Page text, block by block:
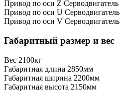
Привод по оси Z Серводвигатель
Привод по оси U Серводвигатель
Привод по оси V Серводвигатель
Габаритный размер и вес
Вес 2100кг
Габаритная длина 2850мм
Габаритная ширина 2200мм
Габаритная высота 2150мм